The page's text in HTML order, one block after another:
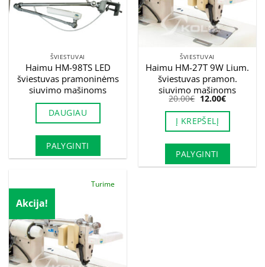
ŠVIESTUVAI
Haimu HM-98TS LED
šviestuvas pramoninėms
siuvimo mašinoms
DAUGIAU
PALYGINTI
ŠVIESTUVAI
Haimu HM-27T 9W Lium.
šviestuvas pramon.
siuvimo mašinoms
20.00€ Original
was:
20.00€.
12.00€Current
is:
Į KREPŠELĮ
PALYGINTI
Akcija!
Turime